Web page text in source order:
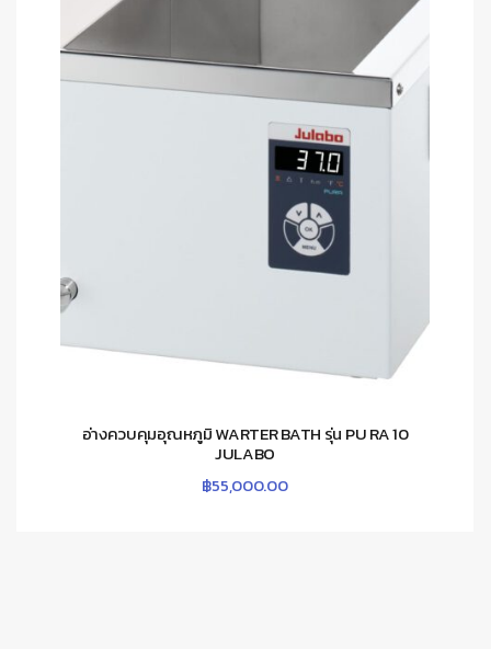
อ่างควบคุมอุณหภูมิ WARTER BATH รุ่น PU RA 10
JULABO
฿55,000.00